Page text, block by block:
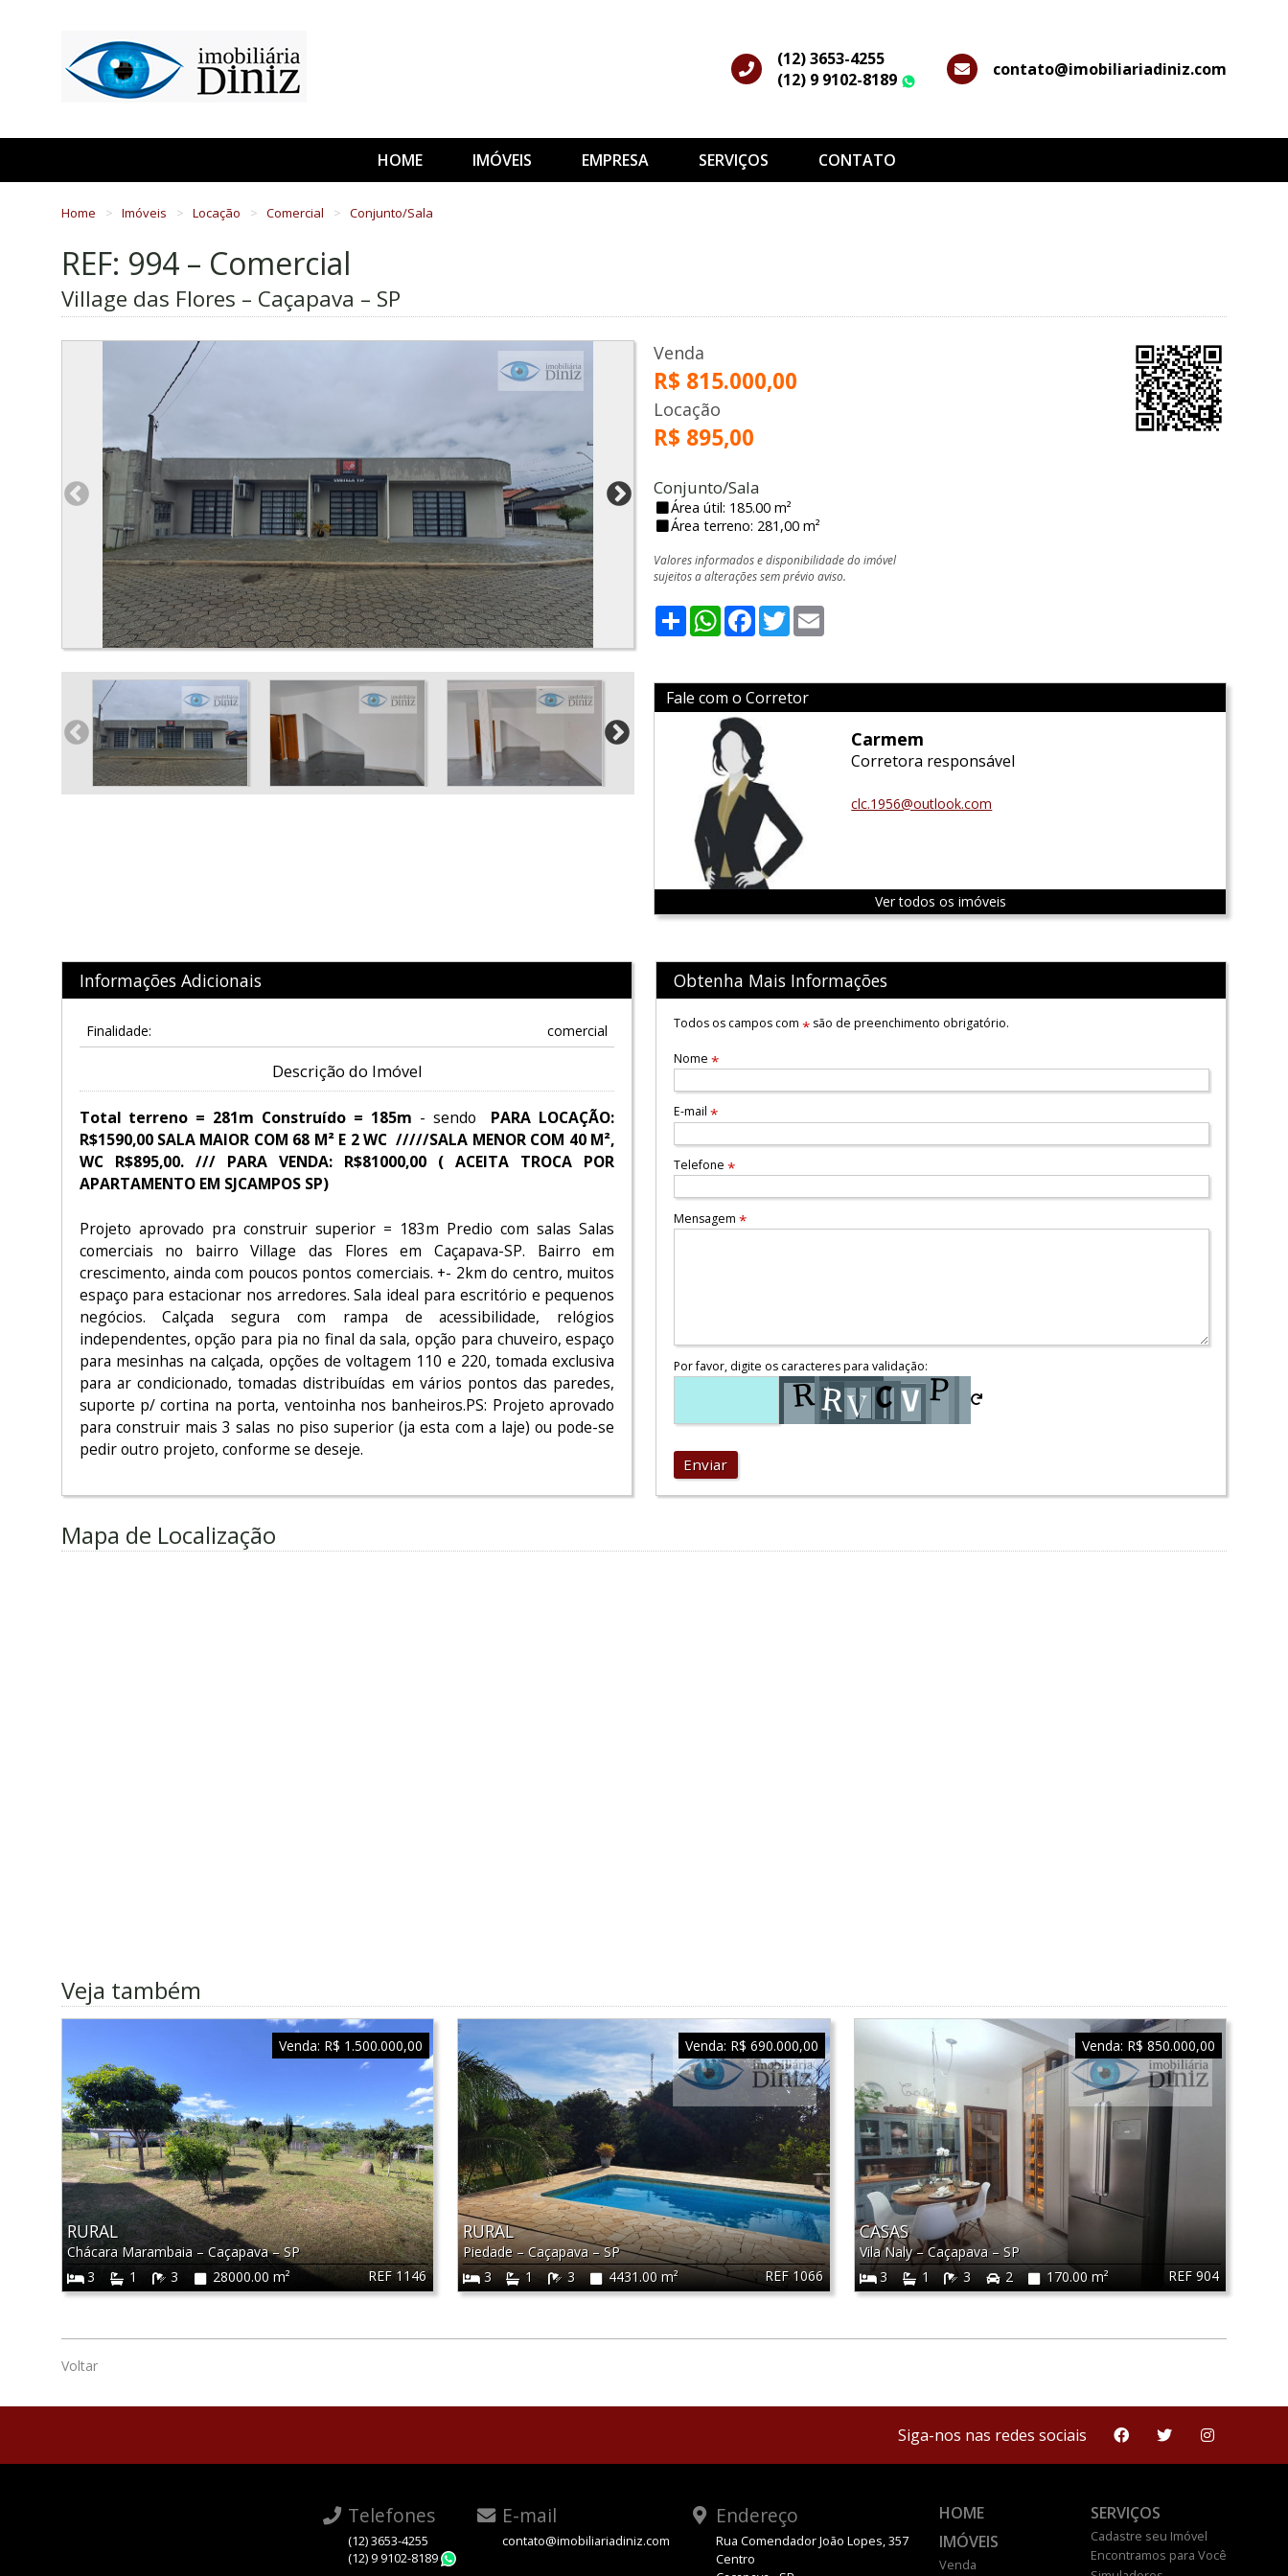
(12) 3653-4255
(12) 9 9102-8189
WhatsApp
contato@imobiliariadiniz.com
HOME IMÓVEIS EMPRESA SERVIÇOS CONTATO
Home Imóveis Locação Comercial Conjunto/Sala
REF: 994 – Comercial
Village das Flores – Caçapava – SP
Venda
R$ 815.000,00
Locação
R$ 895,00
Conjunto/Sala
Área útil: 185.00 m²
Área terreno: 281,00 m²
Valores informados e disponibilidade do imóvel
sujeitos a alterações sem prévio aviso.
ShareWhatsApp
Facebook
Twitter
Fale com o Corretor
Carmem
Corretora responsável
clc.1956@outlook.com
Ver todos os imóveis
Informações Adicionais
Finalidade: comercial
Descrição do Imóvel
Total terreno = 281m Construído = 185m - sendo
PARA LOCAÇÃO:
R$1590,00 SALA MAIOR COM 68 M² E 2 WC /////SALA MENOR COM 40 M²,
WC R$895,00. /// PARA VENDA: R$81000,00 ( ACEITA TROCA POR
APARTAMENTO EM SJCAMPOS SP)
Projeto aprovado pra construir superior = 183m Predio com salas Salas
comerciais no bairro Village das Flores em Caçapava-SP. Bairro em
crescimento, ainda com poucos pontos comerciais. +- 2km do centro, muitos
espaço para estacionar nos arredores. Sala ideal para escritório e pequenos
negócios. Calçada segura com rampa de acessibilidade, relógios
independentes, opção para pia no final da sala, opção para chuveiro, espaço
para mesinhas na calçada, opções de voltagem 110 e 220, tomada exclusiva
para ar condicionado, tomadas distribuídas em vários pontos das paredes,
suporte p/ cortina na porta, ventoinha nos banheiros.PS: Projeto aprovado
para construir mais 3 salas no piso superior (ja esta com a laje) ou pode-se
pedir outro projeto, conforme se deseje.
Obtenha Mais Informações
Todos os campos com *são de preenchimento obrigatório.
Nome *
E-mail *
Telefone *
Mensagem *
Por favor, digite os caracteres para validação:
Enviar
Mapa de Localização
Veja também
REF 1146
RURAL
Chácara Marambaia – Caçapava–SP
3
1 3 28000.00 m²
Venda: R$ 1.500.000,00
REF 1066
RURAL
Piedade–Caçapava–SP
3
1 3 4431.00 m²
Venda: R$ 690.000,00
REF 904
CASAS
Vila Naly–Caçapava– SP
3
1 3 2 170.00 m²
Venda: R$ 850.000,00
Voltar
Siga-nos nas redes sociais
Telefones
(12) 3653-4255
(12) 9 9102-8189
E-mail
contato@imobiliariadiniz.com
Endereço
Rua Comendador João Lopes, 357
Centro
HOME
IMÓVEIS
Venda
SERVIÇOS
Cadastre seu Imóvel
Encontramos para Você